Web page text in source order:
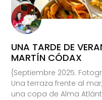
UNA TARDE DE
MARTÍN CÓDAX
{Septiembre 2025.
Una terraza frente al
una copa de Alma